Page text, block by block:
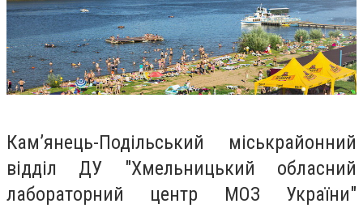
Кам’янець-Подільський міськрайонний
відділ ДУ "Хмельницький обласний
лабораторний центр МОЗ України"